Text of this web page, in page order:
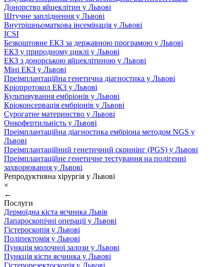
Донорство яйцеклітин у Львові
Штучне запліднення у Львові
Внутрішньоматкова інсемінація у Львові
ICSI
Безкоштовне ЕКЗ за державною програмою у Львові
ЕКЗ у природному циклі у Львові
ЕКЗ з донорською яйцеклітиною у Львові
Міні ЕКЗ у Львові
Преімплантаційна генетична діагностика у Львові
Кріопротокол ЕКЗ у Львові
Культивування ембріонів у Львові
Кріоконсервація ембріонів у Львові
Сурогатне материнство у Львові
Онкофертильність у Львові
Преімплантаційна діагностика ембріона методом NGS у
Львові
Преімплантаційний генетичний скринінг (PGS) у Львові
Преімплантаційне генетичне тестування на полігенні
захворювання у Львові
Репродуктивна хірургія у Львові
×
←
Послуги
Дермоїдна кіста яєчника Львів
Лапароскопічні операції у Львові
Гістероскопія у Львові
Поліпектомія у Львові
Пункція молочної залози у Львові
Пункція кісти яєчника у Львові
Гістерорезектоскопія у Львові